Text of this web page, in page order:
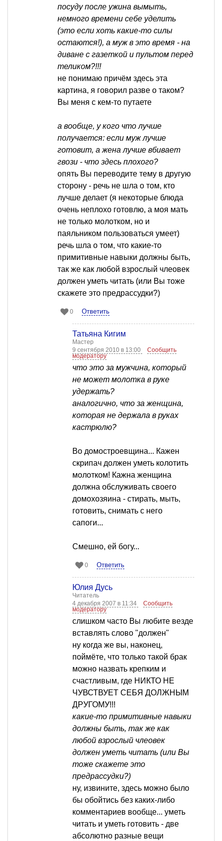
посуду после ужина вымыть,
немного времени себе уделить
(это если хоть какие-то силы
остаются!), а муж в это время - на
диване с газеткой и пультом перед
теликом?!!!
не понимаю причём здесь эта
картина, я говорил разве о таком?
Вы меня с кем-то путаете
а вообще, у кого что лучше
получается: если муж лучше
готовит, а жена лучше вбивает
гвози - что здесь плохого?
опять Вы переводите тему в другую
сторону - речь не шла о том, кто
лучше делает (я некоторые блюда
очень неплохо готовлю, а моя мать
не только молотком, но и
паяльником пользоваться умеет)
речь шла о том, что какие-то
примитивные навыки должны быть,
так же как любой взрослый члеовек
должен уметь читать (или Вы тоже
скажете это предрассудки?)
0 Ответить
Татьяна Кигим
Мастер
9 сентября 2010 в 13:00
Сообщить
модератору
что это за мужчина, который
не может молотка в руке
удержать?
аналогично, что за женщина,
которая не держала в руках
кастрюлю?
Во домостроевщина... Кажен
скрипач должен уметь колотить
молотком! Кажна женщина
должна обслуживать своего
домохозяина - стирать, мыть,
готовить, снимать с него
сапоги...
Смешно, ей богу...
0 Ответить
Юлия Дусь
Читатель
4 декабря 2007 в 11:34
Сообщить
модератору
слишком часто Вы любите везде
вставлять слово "должен"
ну когда же вы, наконец,
поймёте, что только такой брак
можно назвать крепким и
счастливым, где НИКТО НЕ
ЧУВСТВУЕТ СЕБЯ ДОЛЖНЫМ
ДРУГОМУ!!!
какие-то примитивные навыки
должны быть, так же как
любой взрослый члеовек
должен уметь читать (или Вы
тоже скажете это
предрассудки?)
ну, извините, здесь можно было
бы обойтись без каких-либо
комментариев вообще... уметь
читать и уметь готовить - две
абсолютно разные вещи